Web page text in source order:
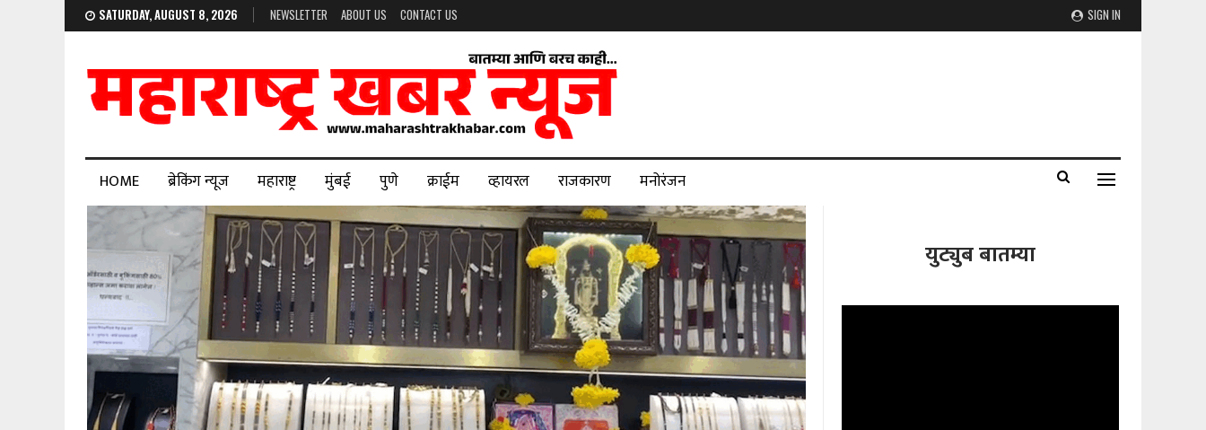
SIGN IN
SATURDAY, AUGUST 8, 2026 NEWSLETTER ABOUT US CONTACT US
HOME ब्रेकिंग न्यूज महाराष्ट्र मुंबई पुणे क्राईम व्हायरल राजकारण मनोरंजन
युट्युब बातम्या